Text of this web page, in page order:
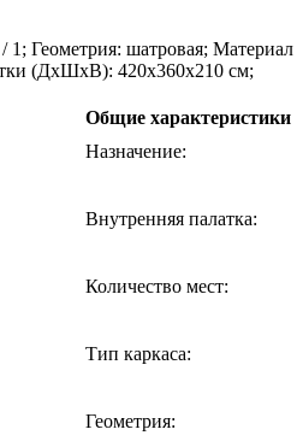
Геометрия: шатровая;
(ДхШхВ): 420x360x210 см;
Общие характеристики
Назначение:
Внутренняя палатка:
Количество мест:
Тип каркаса:
Геометрия: